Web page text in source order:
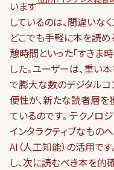
います
しているのは、間違いな
どこでも手軽に本を読
憩時間といった「すきま
した。ユーザーは、重い
で膨大な数のデジタルコ
便性が、新たな読者層
ているのです。 テクノロ
インタラクティブなもの
AI（人工知能）の活用で
し、次に読むべき本を的